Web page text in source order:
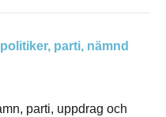
parti, nämnd
parti, uppdrag och